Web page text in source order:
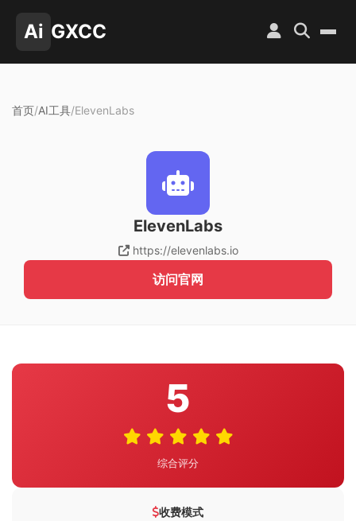
Ai GXCC
首页/AI工具/ElevenLabs
ElevenLabs
https://elevenlabs.io
访问官网
5
综合评分
收费模式